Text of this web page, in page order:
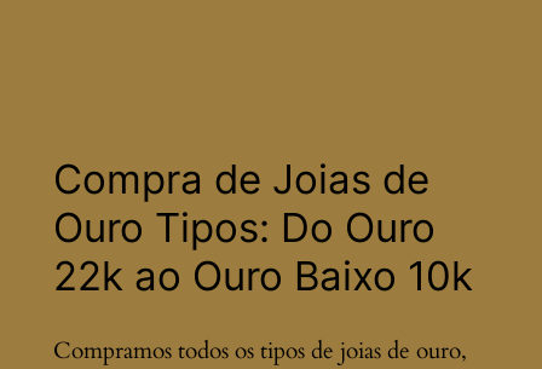
Compra de Joias de
Ouro Tipos: Do Ouro
22k ao Ouro Baixo 10k
Compramos todos os tipos de joias de ouro,